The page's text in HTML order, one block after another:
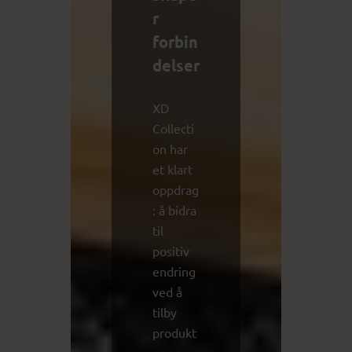
r
forbin
delser
XD
Collecti
on har
et klart
oppdrag
: å bidra
til
positiv
endring
ved å
tilby
produkt